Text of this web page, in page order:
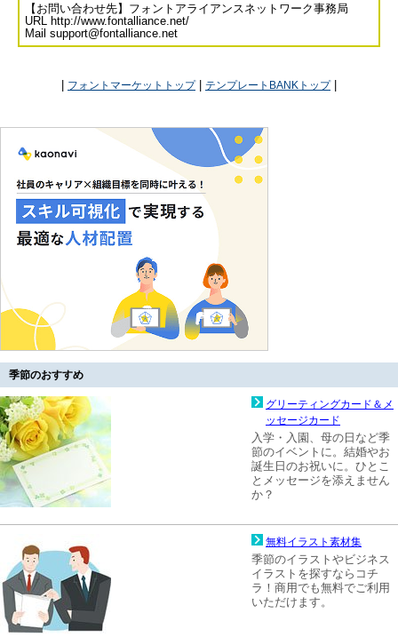
【お問い合わせ先】フォントアライアンスネットワーク事務局
URL http://www.fontalliance.net/
Mail support@fontalliance.net
| フォントマーケットトップ| テンプレートBANKトップ|
季節のおすすめ
グリーティングカード＆メ
ッセージカード
入学・入園、母の日など季
節のイベントに。結婚やお
誕生日のお祝いに。ひとこ
とメッセージを添えません
か？
無料イラスト素材集
季節のイラストやビジネス
イラストを探すならコチ
ラ！商用でも無料でご利用
いただけます。